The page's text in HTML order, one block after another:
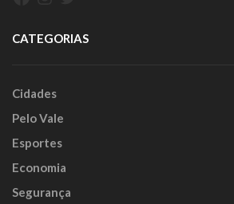
CATEGORIAS
Cidades
Pelo Vale
Esportes
Economia
Segurança